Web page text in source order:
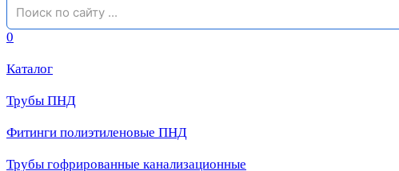
0
Каталог
Трубы ПНД
Фитинги полиэтиленовые ПНД
Трубы гофрированные канализационные